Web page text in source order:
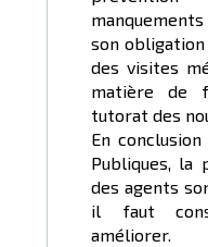
son
des visites
matière de
tutorat des
En
Publiques, la
des agents
il faut
améliorer.